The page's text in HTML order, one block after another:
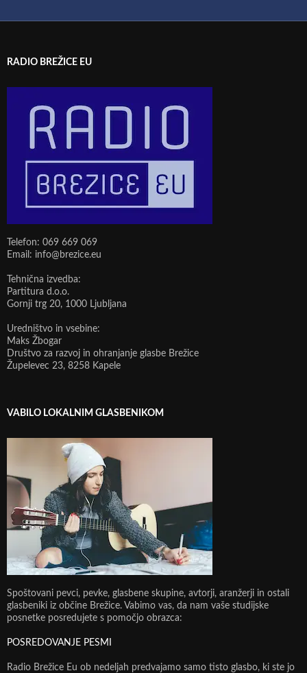
RADIO BREŽICE EU
Telefon: 069 669 069
Email: info@brezice.eu
Tehnična izvedba:
Partitura d.o.o.
Gornji trg 20, 1000 Ljubljana
Uredništvo in vsebine:
Maks Žbogar
Društvo za razvoj in ohranjanje glasbe Brežice
Župelevec 23, 8258 Kapele
VABILO LOKALNIM GLASBENIKOM
Spoštovani pevci, pevke, glasbene skupine, avtorji, aranžerji in ostali
glasbeniki iz občine Brežice. Vabimo vas, da nam vaše studijske
posnetke posredujete s pomočjo obrazca:
POSREDOVANJE PESMI
Radio Brežice Eu ob nedeljah predvajamo samo tisto glasbo, ki ste jo